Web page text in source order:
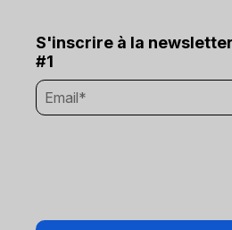
S'inscrire à la
#1